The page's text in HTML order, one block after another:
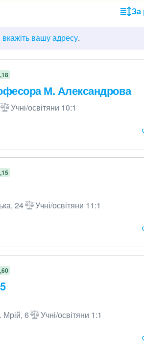
За
вкажіть вашу адресу.
М. Александрова
Учні/освітяни 10:1
24 Учні/освітяни 11:1
Мрій, 6 Учні/освітяни 1:1